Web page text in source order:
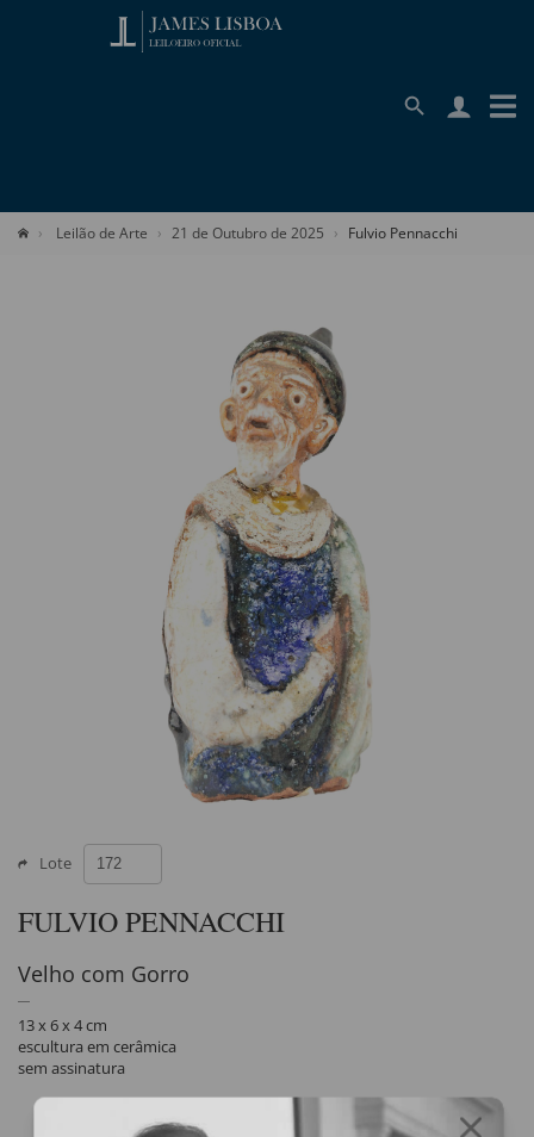
Leilão de Arte 21 de Outubro de 2025 Fulvio Pennacchi
Lote
FULVIO PENNACCHI
Velho com Gorro
13 x 6 x 4 cm
escultura em cerâmica
sem assinatura